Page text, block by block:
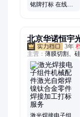
铭牌打标 在线边
北京华诺恒宇
3年
主营： 薄膜切割、
硅、金属板、像阑
窗口片、仪器仪表
片、微孔片、光阑
发黑光阑、叉指电